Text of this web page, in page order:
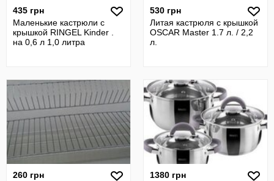
435 грн
Маленькие кастрюли с
крышкой RINGEL Kinder .
на 0,6 л 1,0 литра
530 грн
Литая кастрюля с крышкой
OSCAR Master 1.7 л. / 2,2
л.
260 грн
1380 грн